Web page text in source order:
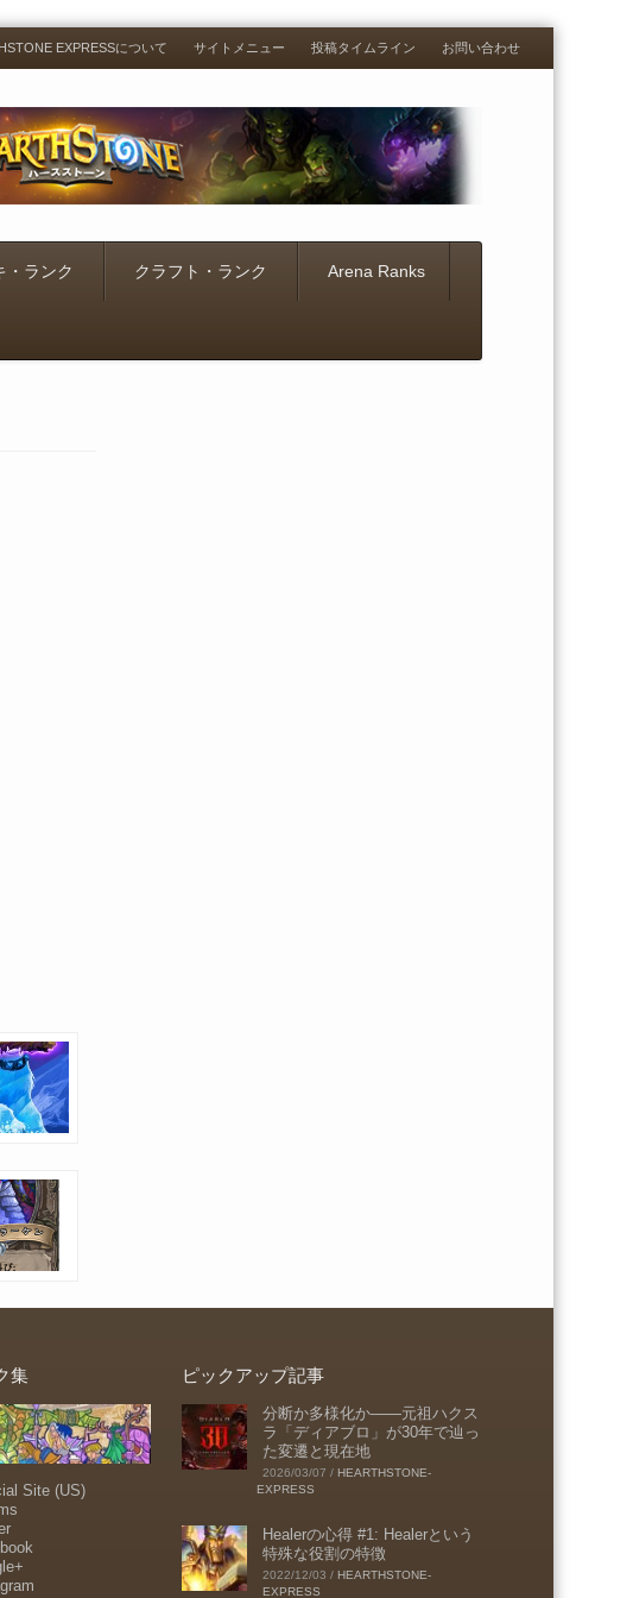
EXPRESSについて サイトメニュー 投稿タイムライン お問い合わせ
・ランク クラフト・ランク Arena Ranks
集
Site (US)
ピックアップ記事
分断か多様化か――元祖ハクス
ラ「ディアブロ」が30年で辿っ
た変遷と現在地
2026/03/07 / HEARTHSTONE-
EXPRESS
Healerの心得 #1: Healerという
特殊な役割の特徴
2022/12/03 / HEARTHSTONE-
EXPRESS